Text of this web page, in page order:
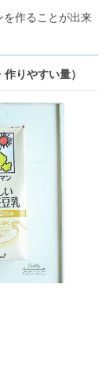
を作ることが出来
りやすい量）